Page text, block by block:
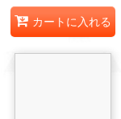
カートに入れる